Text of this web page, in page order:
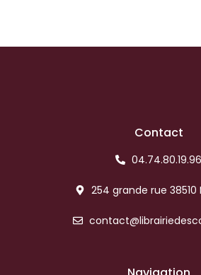
Contact
04.74.80.19.96
254 grande rue 38510